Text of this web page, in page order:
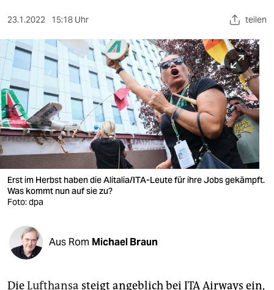
sport
berlin
nord
wahrheit
verlag
verlag
veranstaltungen
fragen & hilfe
23.1.2022 15:18 Uhr teilen
Erst im Herbst haben die Alitalia/ITA-Leute für ihre Jobs gekämpft.
Was kommt nun auf sie zu?
Foto: dpa
Aus Rom Michael Braun
DieLufthansa steigt angeblich bei ITA Airways ein,